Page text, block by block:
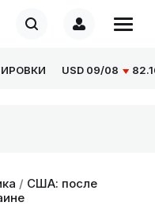
USD09/08 82.1665
/ США: после